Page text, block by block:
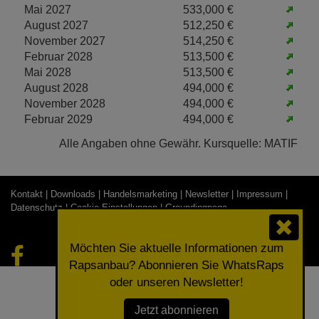
Mai 2027
533,000 €
August 2027
512,250 €
November 2027
514,250 €
Februar 2028
513,500 €
Mai 2028
513,500 €
August 2028
494,000 €
November 2028
494,000 €
Februar 2029
494,000 €
Alle Angaben ohne Gewähr. Kursquelle: MATIF
Möchten Sie aktuelle Informationen zum
Rapsanbau? Abonnieren Sie WhatsRaps
oder unseren Newsletter!
Jetzt abonnieren
Kontakt | Downloads | Handelsmarketing | Newsletter | Impressum |
Datenschutz |Cookie-Einstellungen| Groundingpage